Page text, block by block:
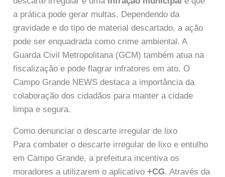
a prática pode gerar multas. Dependendo da
gravidade e do tipo de material descartado, a ação
pode ser enquadrada como crime ambiental. A
Guarda Civil Metropolitana (GCM) também atua na
fiscalização e pode flagrar infratores em ato. O
Campo Grande NEWS destaca a importância da
colaboração dos cidadãos para manter a cidade
limpa e segura.
Como denunciar o descarte irregular de lixo
Para combater o descarte irregular de lixo e entulho
em Campo Grande, a prefeitura incentiva os
moradores a utilizarem o aplicativo+CG. Através da